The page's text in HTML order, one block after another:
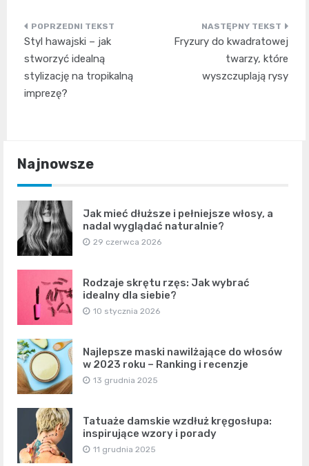
Nawigacja
wpisu
Styl hawajski – jak
stworzyć idealną
stylizację na tropikalną
imprezę?
Fryzury do kwadratowej
twarzy, które
wyszczuplają rysy
Najnowsze
Jak mieć dłuższe i pełniejsze włosy, a
nadal wyglądać naturalnie?
29 czerwca 2026
Rodzaje skrętu rzęs: Jak wybrać
idealny dla siebie?
10 stycznia 2026
Najlepsze maski nawilżające do włosów
w 2023 roku – Ranking i recenzje
13 grudnia 2025
Tatuaże damskie wzdłuż kręgosłupa:
inspirujące wzory i porady
11 grudnia 2025